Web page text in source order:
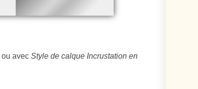
ou avecStyle de calque Incrustation en